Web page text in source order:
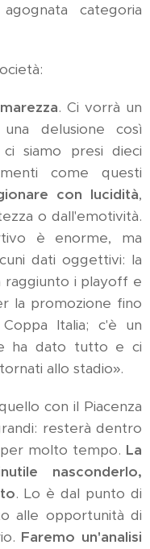
categoria
. Ci vorrà un
delusione così
siamo presi dieci
come questi
con lucidità,
o dall'emotività.
è enorme, ma
dati oggettivi: la
raggiunto i playoff e
la promozione fino
Italia; c'è un
ha dato tutto e ci
allo stadio».
con il Piacenza
resterà dentro
per molto tempo. La
nasconderlo,
. Lo è dal punto di
alle opportunità di
Faremo un'analisi